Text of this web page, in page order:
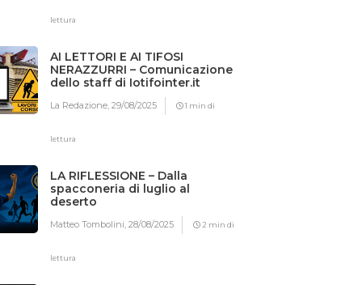
lettura
AI LETTORI E AI TIFOSI
NERAZZURRI – Comunicazione
dello staff di Iotifointer.it
La Redazione,29/08/2025 1 min di
lettura
LA RIFLESSIONE – Dalla
spacconeria di luglio al
deserto
Matteo Tombolini,28/08/2025 2 min di
lettura